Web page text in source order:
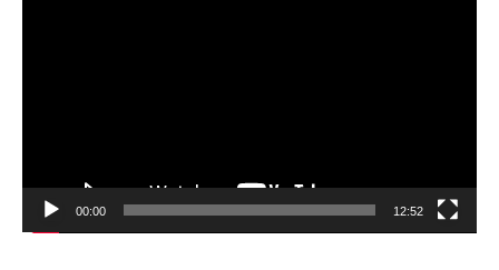
00:00 12:52